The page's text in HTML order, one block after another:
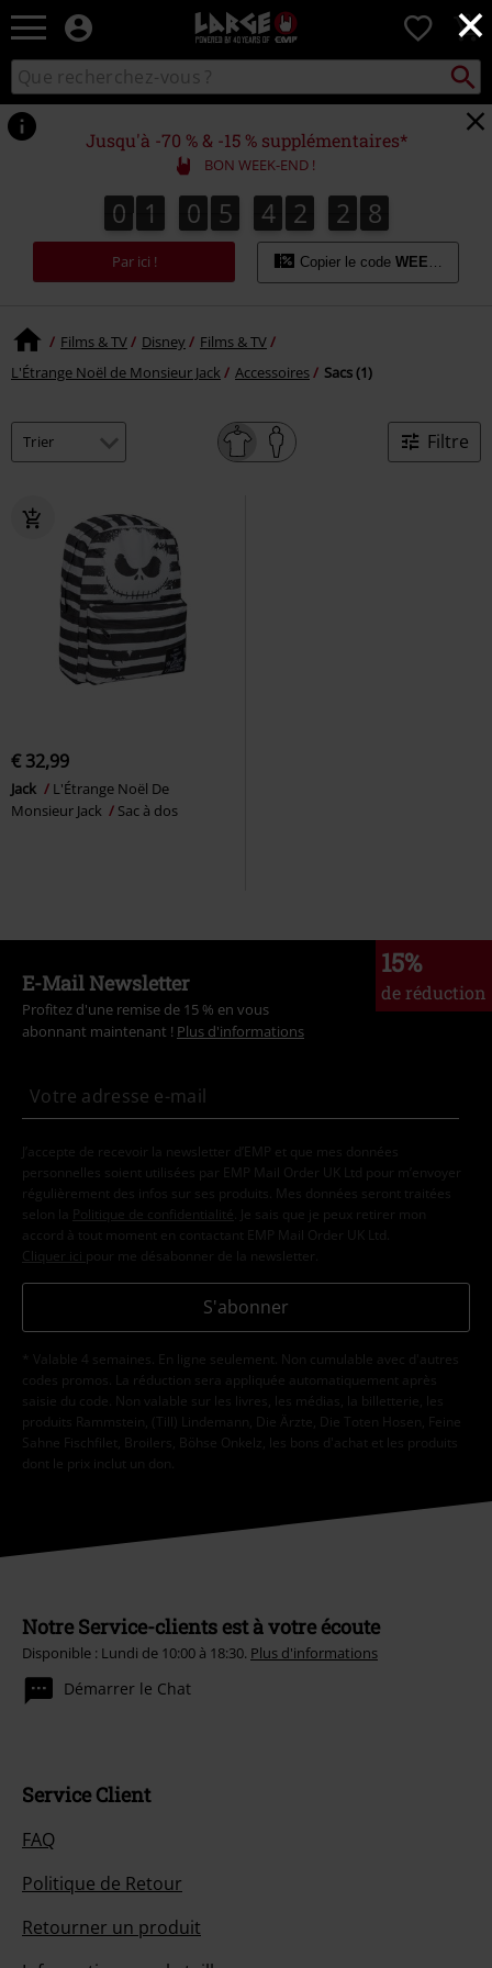
×
EMP
-
Merchandising
Gaming,
Films
&
Séries
TV
Modes
alternatives
0
Rechercher
sur
le
catalogue
Jusqu'à -70 % & -15 % supplémentaires*
BON WEEK-END !
0
0 1
1 0
0 5
5 4
4 2
2 2
3
2 7
8
7
9
8
Par ici ! Copier le code WEEKEND
Films & TV Disney
Films & TV
L'Étrange Noël de Monsieur Jack
Accessoires Sacs (1)
Filtre
€ 32,99
Jack
L'Étrange Noël De
Monsieur Jack
Sac à dos
15%
de réduction
E-Mail Newsletter
Profitez d'une remise de 15 % en vous
abonnant maintenant ! Plus d'informations
J’accepte de recevoir la newsletter d’EMP et que mes données
personnelles soient utilisées par EMP Mail Order UK Ltd pour m’envoyer
régulièrement des infos sur ses produits. Mes données seront traitées
selon la
Politique de confidentialité . Je sais que je peux retirer mon
accord à tout moment en contactant EMP Mail Order UK Ltd.
Cliquer ici pour me désabonner de la newsletter.
S'abonner
* Valable 4 semaines. En ligne seulement. Non cumulable avec d'autres
codes promos. La réduction sera appliquée automatiquement après
saisie du code. Non valable sur les livres, les médias, la billetterie, les
produits Rammstein, (Till) Lindemann, Die Ärzte, Die Toten Hosen, Feine
Sahne Fischfilet, Broilers, Böhse Onkelz, les bons d'achat et les produits
dont le prix inclut un don.
Notre Service-clients est à votre écoute
Disponible : Lundi de 10:00 à 18:30. Plus d'informations
Démarrer le Chat
Service Client
FAQ
Politique de Retour
Retourner un produit